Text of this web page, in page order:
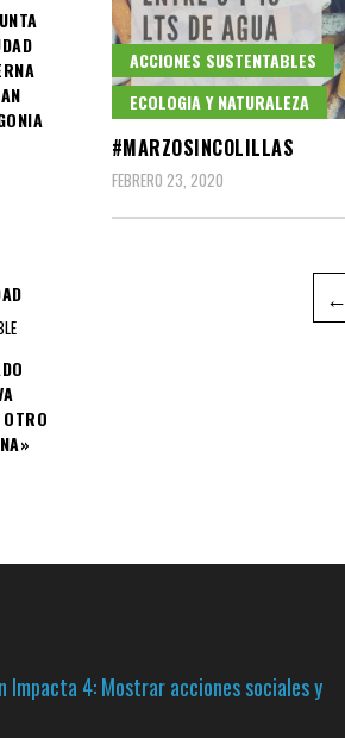
ACCIONES SUSTENTABLES
ECOLOGIA Y NATURALEZA
#MARZOSINCOLILLAS
FEBRERO 23, 2020
←
Impacta 4: Mostrar acciones sociales y